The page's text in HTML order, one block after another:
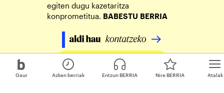
Gaur Atalak
Azken berriak Entzun BERRIA Nire BERRIA
egiten dugu kazetaritza
konprometitua. BABESTU BERRIA
Egin zure ekarpena